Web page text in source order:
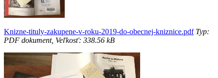
Knizne-tituly-zakupene-v-roku-2019-do-obecnej-kniznice.pdfTyp:
PDF dokument, Veľkosť: 338.56 kB